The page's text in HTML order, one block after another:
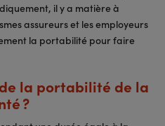
il y a matière à
assureurs et les employeurs
la portabilité pour faire
la portabilité de la
?